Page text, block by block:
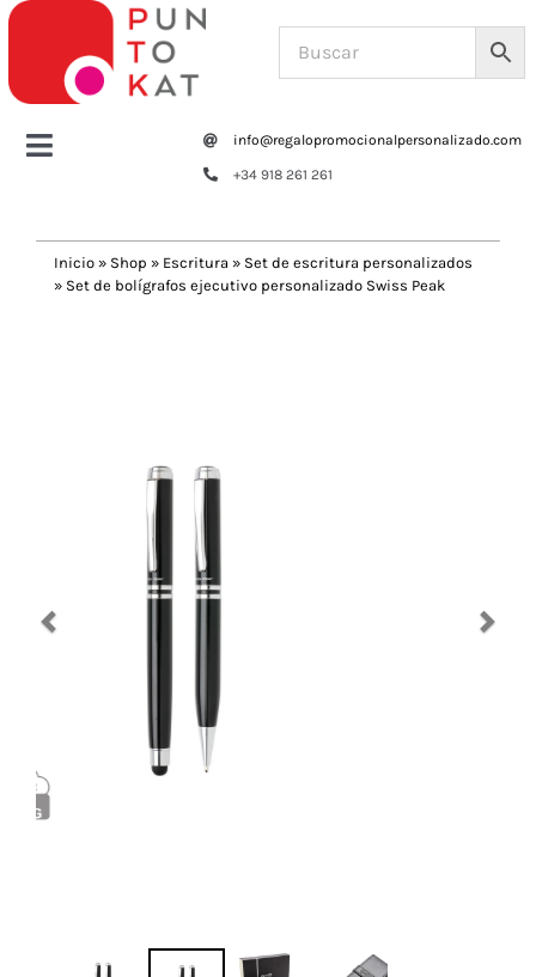
Saltar
contenido
Toggle
Tazas y botellas
Navidad 🎄 Invierno
info@regalopromocionalpersonalizado.com
+34 918 261 261
Inicio » Shop » Escritura » Set de escritura personalizados
» Set de bolígrafos ejecutivo personalizado Swiss Peak